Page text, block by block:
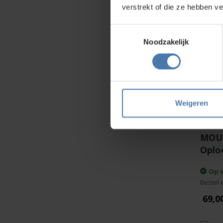
verstrekt of die ze hebben
Noodzakelijk
Weigeren
Op
Bestel